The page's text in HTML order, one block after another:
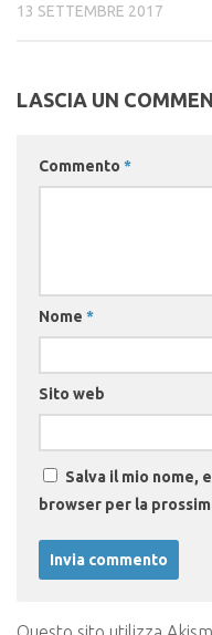
13 SETTEMBRE 2017
LASCIA UN
Commento *
Nome *
Sito web
Salva il mio nome,
browser per la